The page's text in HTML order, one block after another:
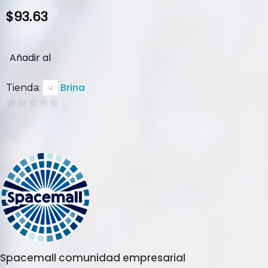
$93.63
Añadir al
carrito
Tienda: Brina
Spacemall comunidad empresarial